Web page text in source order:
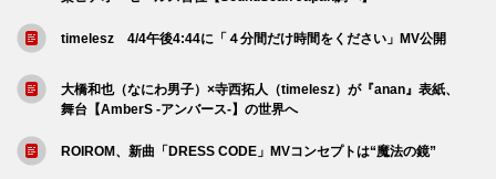
timelesz 4/4午後4:44に「４分間だけ時間をください」MV公開
大橋和也（なにわ男子）×寺西拓人（timelesz）が『anan』表紙、
舞台【AmberS -アンバース-】の世界へ
ROIROM、新曲「DRESS CODE」MVコンセプトは“魔法の鏡”